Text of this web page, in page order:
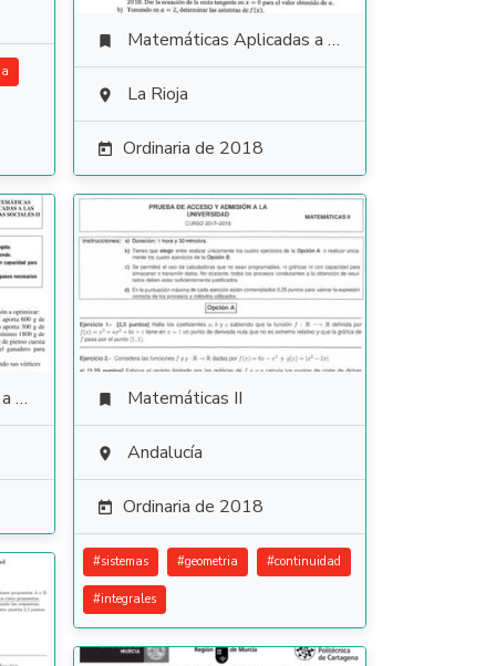
 Matemáticas Aplicadas a las Ciencias Sociales
 La Rioja
 Ordinaria de 2018
 Matemáticas II
 Andalucía
 Ordinaria de 2018
#sistemas #geometria #continuidad
#integrales